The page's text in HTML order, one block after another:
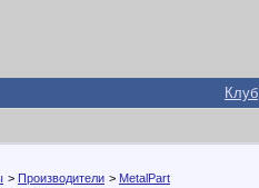
Клуб
> Производители > MetalPart